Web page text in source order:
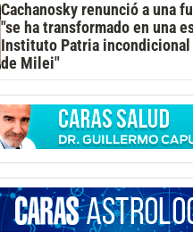
Cachanosky renunció a una
"se ha transformado en una
Instituto Patria
de Milei"